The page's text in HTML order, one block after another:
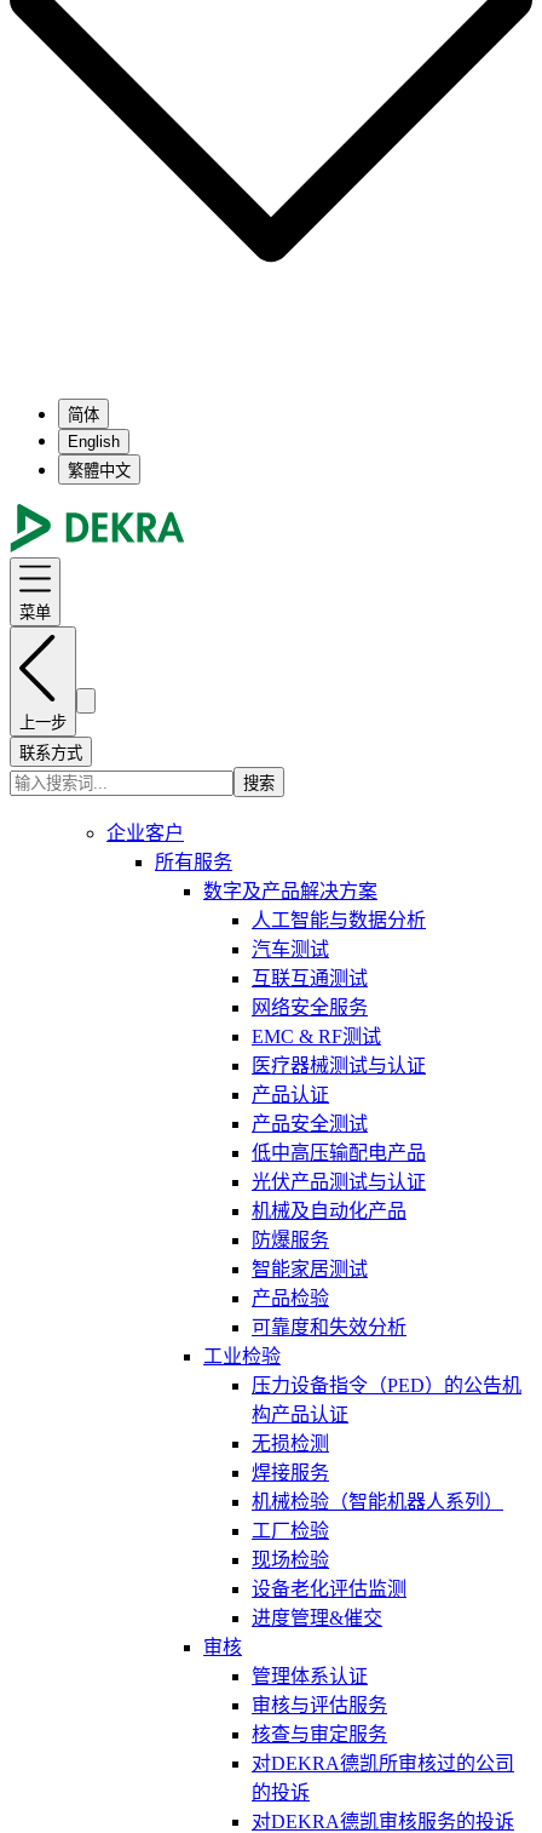
简体
English
繁體中文
菜单
上一步
联系方式
搜索
企业客户
所有服务
数字及产品解决方案
人工智能与数据分析
汽车测试
互联互通测试
网络安全服务
EMC & RF测试
医疗器械测试与认证
产品认证
产品安全测试
低中高压输配电产品
光伏产品测试与认证
机械及自动化产品
防爆服务
智能家居测试
产品检验
可靠度和失效分析
工业检验
压力设备指令（PED）的公告机
构产品认证
无损检测
焊接服务
机械检验（智能机器人系列）
工厂检验
现场检验
设备老化评估监测
进度管理&催交
审核
管理体系认证
审核与评估服务
核查与审定服务
对DEKRA德凯所审核过的公司
的投诉
对DEKRA德凯审核服务的投诉